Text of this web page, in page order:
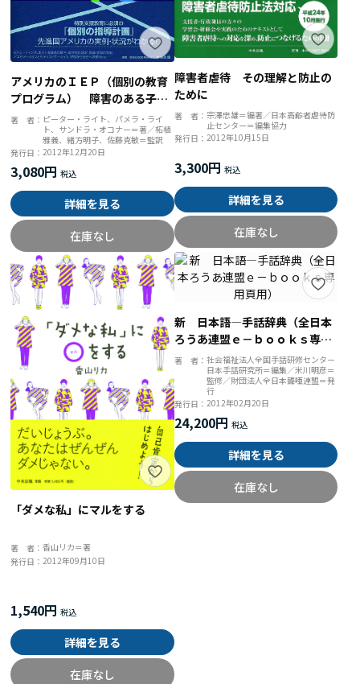
アメリカのＩＥＰ（個別の教育
プログラム） 障害のある子ど
も・親・学校・行政をつなぐツ
著 者： ピーター・ライト、パメラ・ライ
ト、サンドラ・オコナー＝著／柘植
雅義、緒方明子、佐藤克敏＝監訳
発行日：2012年12月20日
3,080円
詳細を見る
在庫なし
障害者虐待 その理解と防止の
ために
著 者： 宗澤忠雄＝編著／日本高齢者虐待防
止センター＝編集協力
発行日： 2012年10月15日
3,300円
詳細を見る
在庫なし
「ダメな私」にマルをする
著 者：香山リカ＝著
発行日：2012年09月10日
1,540円
詳細を見る
在庫なし
新 日本語―手話辞典（全日本
ろうあ連盟ｅ－ｂｏｏｋｓ専用
頁用）
著 者： 社会福祉法人全国手話研修センター
日本手話研究所＝編集／米川明彦＝
監修／財団法人全日本聾唖連盟＝発
行
発行日： 2012年02月20日
24,200円
詳細を見る
在庫なし